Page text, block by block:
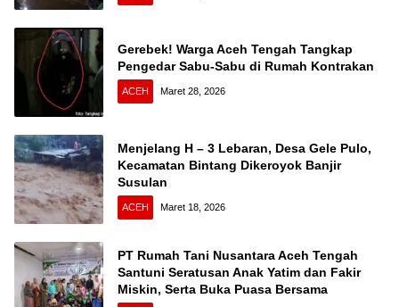
Gerebek! Warga Aceh Tengah Tangkap
Pengedar Sabu-Sabu di Rumah Kontrakan
ACEH Maret 28, 2026
Menjelang H – 3 Lebaran, Desa Gele Pulo,
Kecamatan Bintang Dikeroyok Banjir
Susulan
ACEH Maret 18, 2026
PT Rumah Tani Nusantara Aceh Tengah
Santuni Seratusan Anak Yatim dan Fakir
Miskin, Serta Buka Puasa Bersama